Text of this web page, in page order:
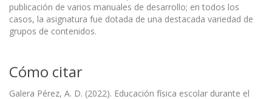
publicación de varios manuales de desarrollo; en todos los
casos, la asignatura fue dotada de una destacada variedad de
grupos de contenidos.
Cómo citar
Galera Pérez, A. D. (2022). Educación física escolar durante el